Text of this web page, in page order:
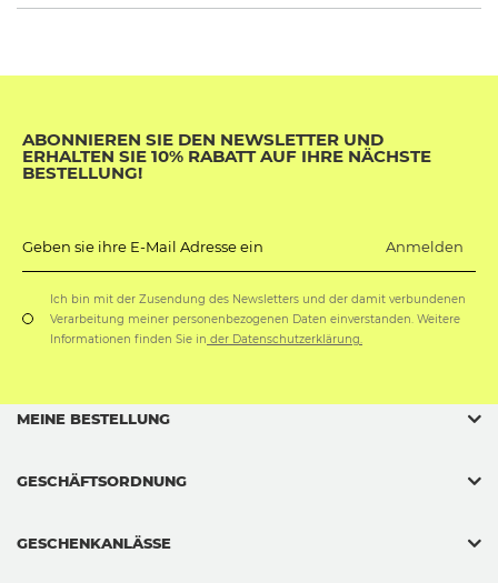
ABONNIEREN SIE DEN NEWSLETTER UND
ERHALTEN SIE 10% RABATT AUF IHRE NÄCHSTE
BESTELLUNG!
Geben sie ihre E-Mail Adresse ein Anmelden
Ich bin mit der Zusendung des Newsletters und der damit verbundenen
Verarbeitung meiner personenbezogenen Daten einverstanden. Weitere
Informationen finden Sie in der Datenschutzerklärung.
MEINE BESTELLUNG
GESCHÄFTSORDNUNG
GESCHENKANLÄSSE